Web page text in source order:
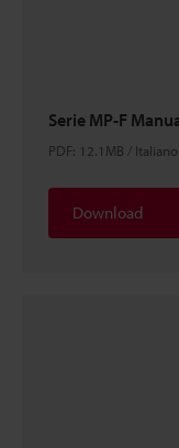
Serie MP-F
PDF: 12.1MB / Italiano
Download